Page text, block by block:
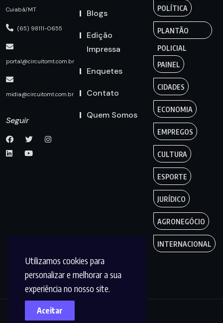
Utilizamos cookies para
personalizar e melhorar a sua
experiência no nosso site.
Aceitar
Cuiabá/MT
(65) 98111-0655
portal@circuitomt.com.br
midia@circuitomt.com.br
Seguir
Blogs
Edição
Impressa
Enquetes
Contato
Quem Somos
POLÍTICA
PLANTÃO
POLICIAL
PAINEL
CIDADES
ECONOMIA
EMPREGOS
CULTURA
ESPORTE
JURÍDICO
AGRONEGÓCIO
INTERNACIONAL